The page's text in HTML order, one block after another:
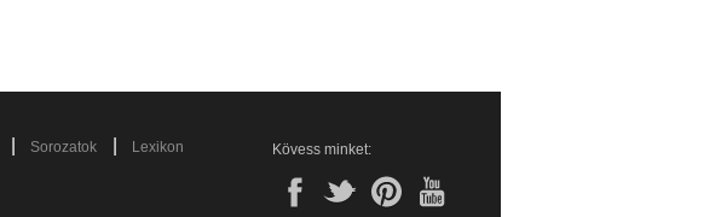
Sorozatok
Lexikon
Kövess minket: